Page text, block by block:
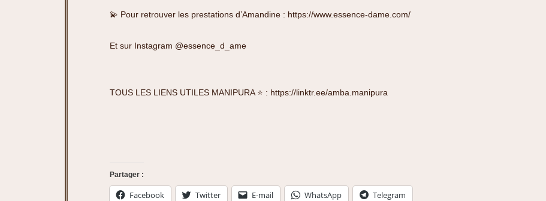
💫 Pour retrouver les prestations d’Amandine : https://www.essence-dame.com/
Et sur Instagram @essence_d_ame
TOUS LES LIENS UTILES MANIPURA ⭐️ : https://linktr.ee/amba.manipura
Partager :
Facebook Twitter E-mail WhatsApp Telegram